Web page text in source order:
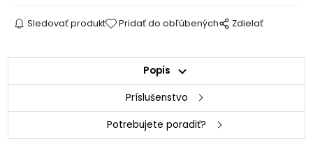
Sledovať produkt Pridať do obľúbených Zdielať
Popis
Príslušenstvo
Potrebujete poradiť?